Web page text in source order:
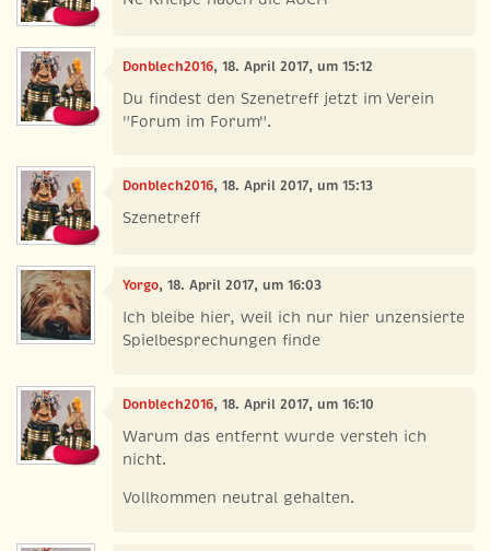
Donblech2016, 18. April 2017, um 15:12
Du findest den Szenetreff jetzt im Verein
"Forum im Forum".
Donblech2016, 18. April 2017, um 15:13
Szenetreff
Yorgo, 18. April 2017, um 16:03
Ich bleibe hier, weil ich nur hier unzensierte
Spielbesprechungen finde
Donblech2016, 18. April 2017, um 16:10
Warum das entfernt wurde versteh ich
nicht.
Vollkommen neutral gehalten.